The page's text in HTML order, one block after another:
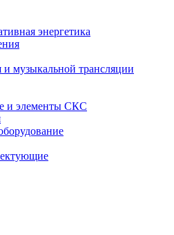
энергетика
музыкальной трансляции
и элементы СКС